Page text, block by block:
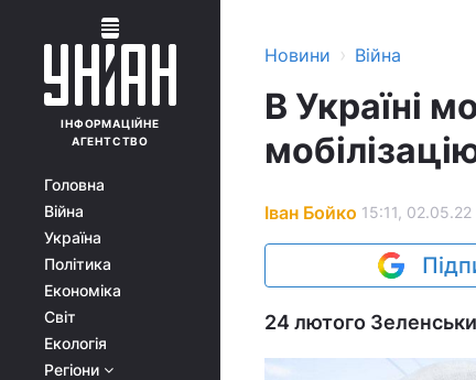
ІНФОРМАЦІЙНЕ
АГЕНТСТВО
Головна
Війна
Україна
Політика
Економіка
Світ
Екологія
Регіони
Новини › Війна
В Україні
Іван Бойко 15:11, 02.05.22
24 лютого